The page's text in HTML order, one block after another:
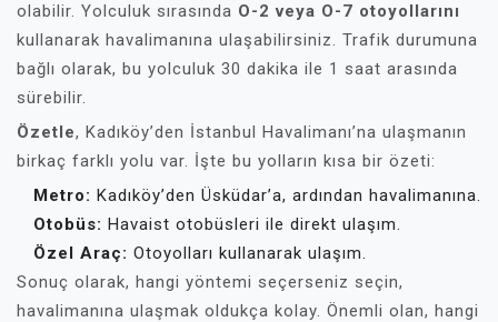
olabilir. Yolculuk sırasında O-2 veya O-7 otoyollarını
kullanarak havalimanına ulaşabilirsiniz. Trafik durumuna
bağlı olarak, bu yolculuk 30 dakika ile 1 saat arasında
sürebilir.
Özetle, Kadıköy’den İstanbul Havalimanı’na ulaşmanın
birkaç farklı yolu var. İşte bu yolların kısa bir özeti:
Metro: Kadıköy’den Üsküdar’a, ardından havalimanına.
Otobüs: Havaist otobüsleri ile direkt ulaşım.
Özel Araç: Otoyolları kullanarak ulaşım.
Sonuç olarak, hangi yöntemi seçerseniz seçin,
havalimanına ulaşmak oldukça kolay. Önemli olan, hangi